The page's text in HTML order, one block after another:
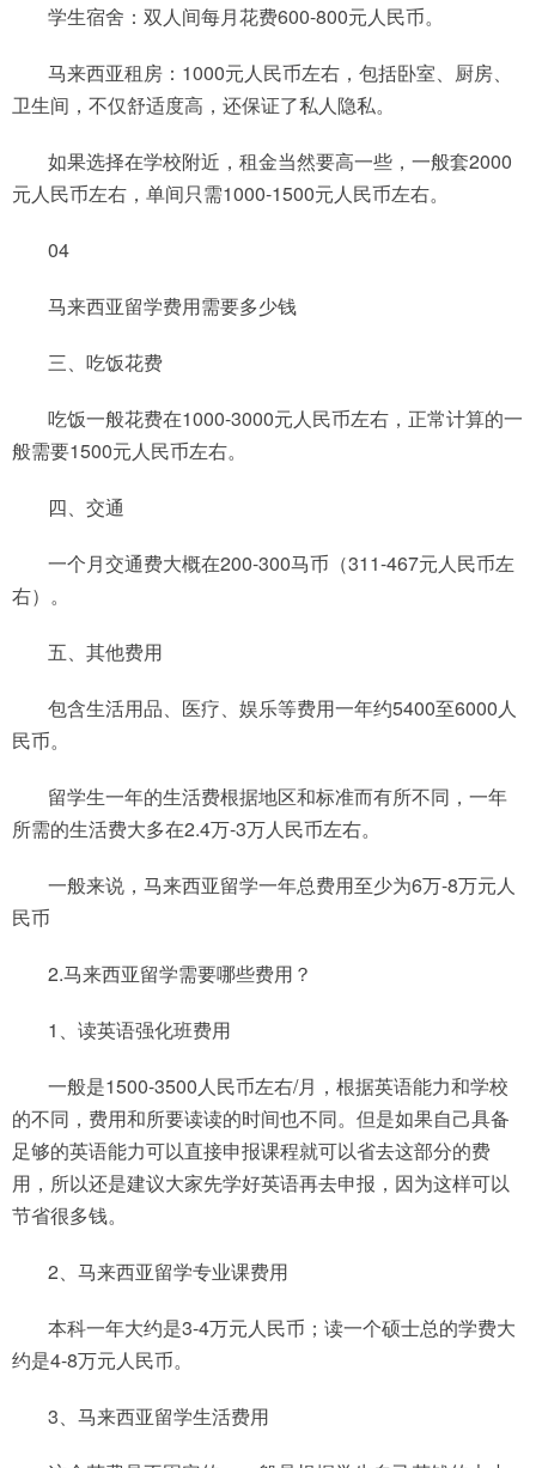
学生宿舍：双人间每月花费600-800元人民币。
马来西亚租房：1000元人民币左右，包括卧室、厨房、
卫生间，不仅舒适度高，还保证了私人隐私。
如果选择在学校附近，租金当然要高一些，一般套2000
元人民币左右，单间只需1000-1500元人民币左右。
04
马来西亚留学费用需要多少钱
三、吃饭花费
吃饭一般花费在1000-3000元人民币左右，正常计算的一
般需要1500元人民币左右。
四、交通
一个月交通费大概在200-300马币（311-467元人民币左
右）。
五、其他费用
包含生活用品、医疗、娱乐等费用一年约5400至6000人
民币。
留学生一年的生活费根据地区和标准而有所不同，一年
所需的生活费大多在2.4万-3万人民币左右。
一般来说，马来西亚留学一年总费用至少为6万-8万元人
民币
2.马来西亚留学需要哪些费用？
1、读英语强化班费用
一般是1500-3500人民币左右/月，根据英语能力和学校
的不同，费用和所要读读的时间也不同。但是如果自己具备
足够的英语能力可以直接申报课程就可以省去这部分的费
用，所以还是建议大家先学好英语再去申报，因为这样可以
节省很多钱。
2、马来西亚留学专业课费用
本科一年大约是3-4万元人民币；读一个硕士总的学费大
约是4-8万元人民币。
3、马来西亚留学生活费用